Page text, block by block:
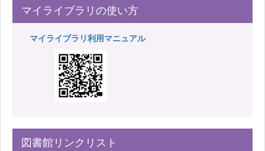
マイライブラリの使い方
マイライブラリ利用マニュアル
図書館リンクリスト